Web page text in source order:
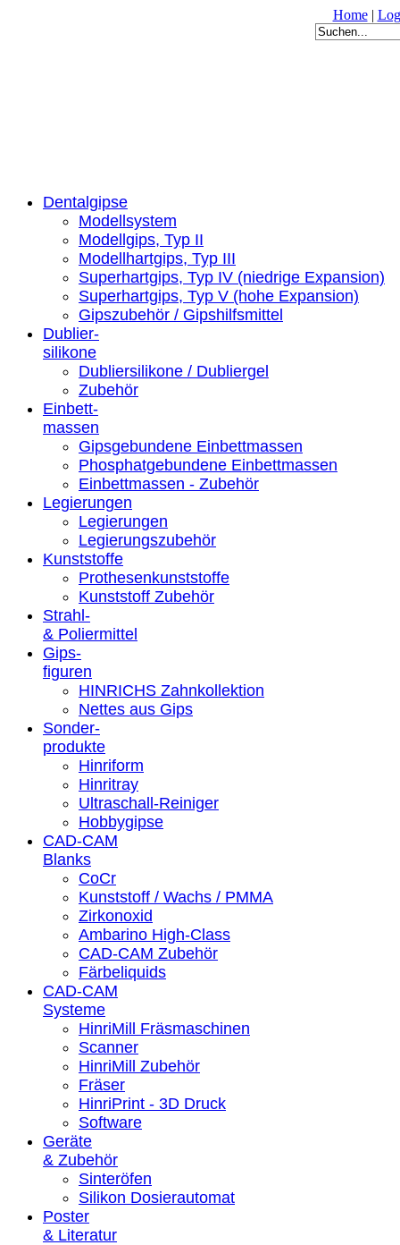
Home|
Dentalgipse
Modellsystem
Modellgips, Typ II
Modellhartgips, Typ III
Superhartgips, Typ IV (niedrige Expansion)
Superhartgips, Typ V (hohe Expansion)
Gipszubehör / Gipshilfsmittel
Dublier-
silikone
Dubliersilikone / Dubliergel
Zubehör
Einbett-
massen
Gipsgebundene Einbettmassen
Phosphatgebundene Einbettmassen
Einbettmassen - Zubehör
Legierungen
Legierungen
Legierungszubehör
Kunststoffe
Prothesenkunststoffe
Kunststoff Zubehör
Strahl-
& Poliermittel
Gips-
figuren
HINRICHS Zahnkollektion
Nettes aus Gips
Sonder-
produkte
Hinriform
Hinritray
Ultraschall-Reiniger
Hobbygipse
CAD-CAM
Blanks
CoCr
Kunststoff / Wachs / PMMA
Zirkonoxid
Ambarino High-Class
CAD-CAM Zubehör
Färbeliquids
CAD-CAM
Systeme
HinriMill Fräsmaschinen
Scanner
HinriMill Zubehör
Fräser
HinriPrint - 3D Druck
Software
Geräte
& Zubehör
Sinteröfen
Silikon Dosierautomat
Poster
& Literatur